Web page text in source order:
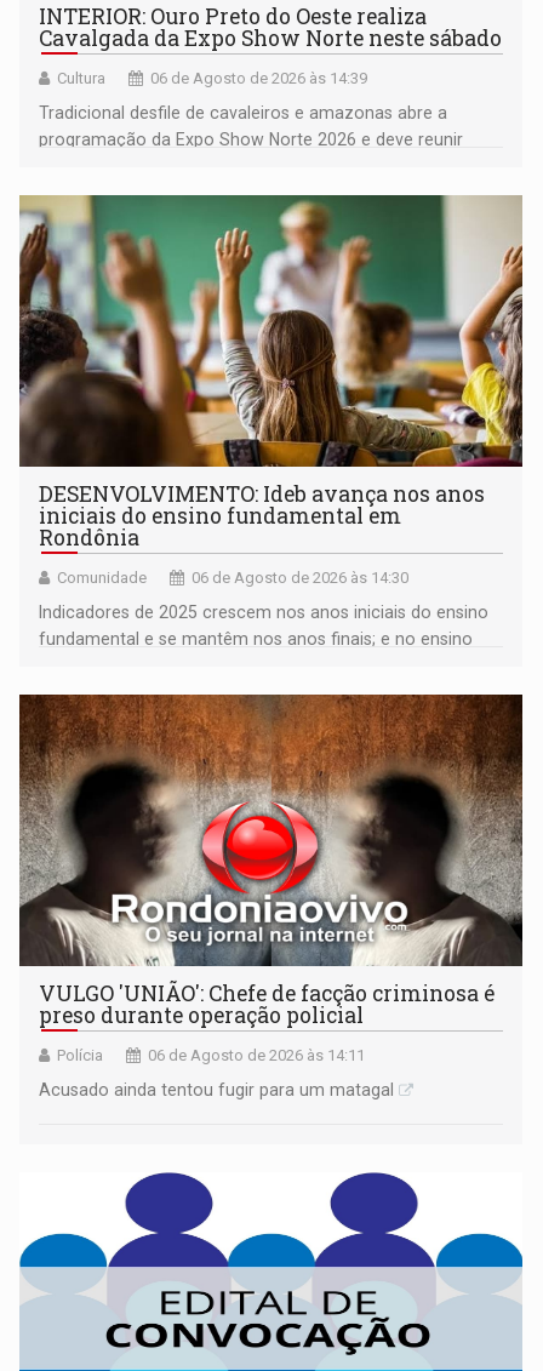
INTERIOR: Ouro Preto do Oeste realiza
Cavalgada da Expo Show Norte neste sábado
Cultura 06 de Agosto de 2026 às 14:39
Tradicional desfile de cavaleiros e amazonas abre a
programação da Expo Show Norte 2026 e deve reunir
DESENVOLVIMENTO: Ideb avança nos anos
iniciais do ensino fundamental em
Rondônia
Comunidade 06 de Agosto de 2026 às 14:30
Indicadores de 2025 crescem nos anos iniciais do ensino
fundamental e se mantêm nos anos finais; e no ensino
VULGO 'UNIÃO': Chefe de facção criminosa é
preso durante operação policial
Polícia 06 de Agosto de 2026 às 14:11
Acusado ainda tentou fugir para um matagal